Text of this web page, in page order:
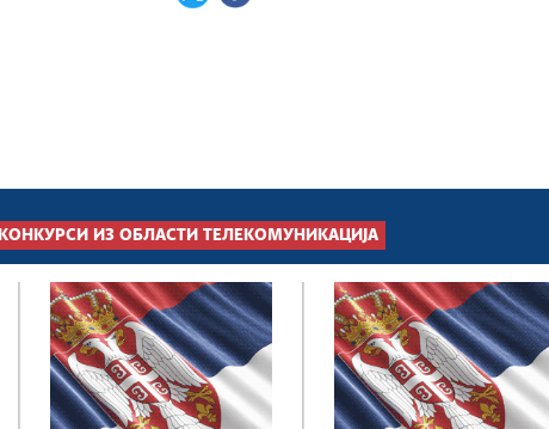
КОНКУРСИ ИЗ ОБЛАСТИ ТЕЛЕКОМУНИКАЦИЈА